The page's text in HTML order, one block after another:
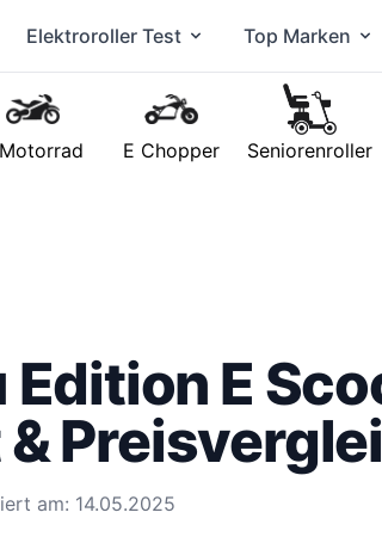
Elektroroller Test Top Marken
E Chopper Seniorenroller
E
am: 14.05.2025